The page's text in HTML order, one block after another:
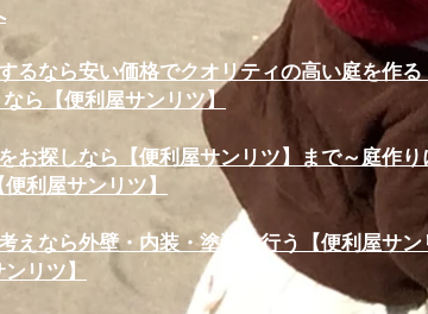
るなら安い価格でクオリティの高い庭を作
ら【便利屋サンリツ】
お探しなら【便利屋サンリツ】まで～庭作
利屋サンリツ】
えなら外壁・内装・塗装も行う【便利屋サ
リツ】